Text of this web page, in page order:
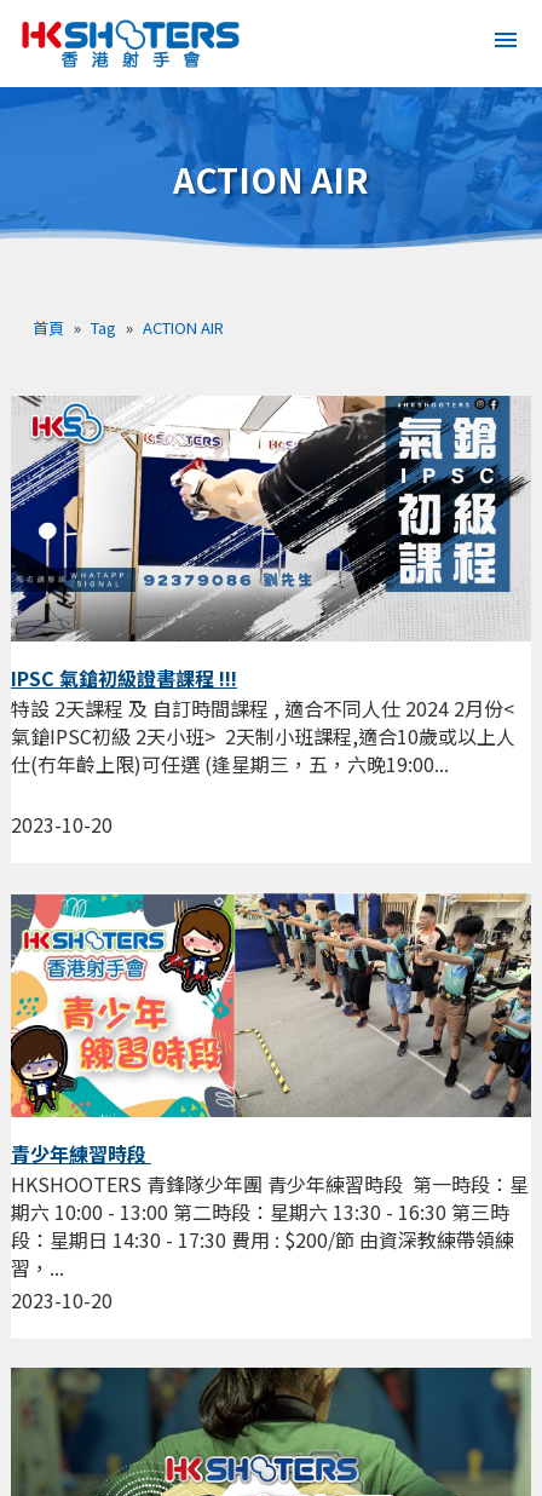
ACTION AIR
首頁 » Tag » ACTION AIR
IPSC 氣鎗初級證書課程 !!!
2023-10-20
特設 2天課程 及 自訂時間課程 , 適合不同人仕 2024 2月份<
氣鎗IPSC初級 2天小班> 2天制小班課程,適合10歲或以上人
仕(冇年齡上限)可任選 (逢星期三，五，六晚19:00...
青少年練習時段
2023-10-20
HKSHOOTERS 青鋒隊少年團 青少年練習時段 第一時段：星
期六 10:00 - 13:00 第二時段：星期六 13:30 - 16:30 第三時
段：星期日 14:30 - 17:30 費用 : $200/節 由資深教練帶領練
習，...